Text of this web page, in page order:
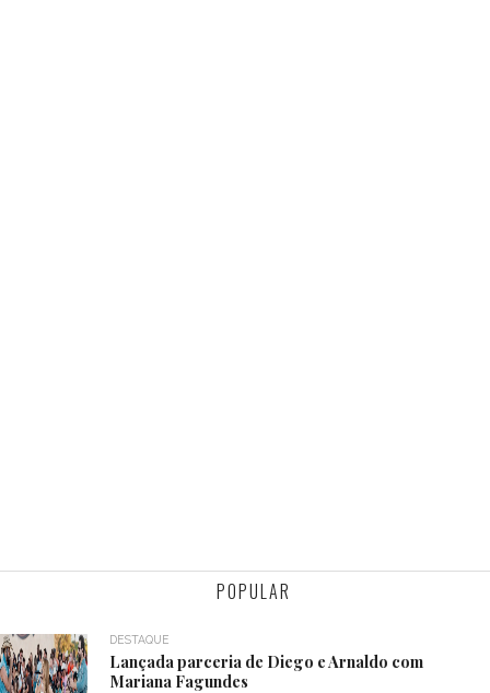
POPULAR
DESTAQUE
Lançada parceria de Diego e Arnaldo com
Mariana Fagundes